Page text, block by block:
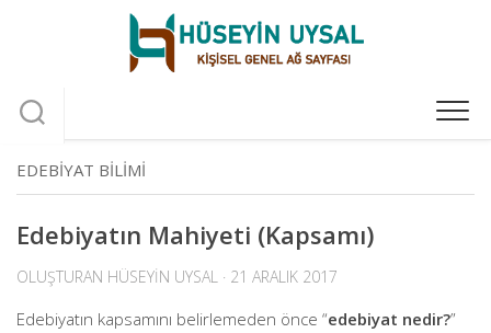
EDEBIYAT BILIMI
Edebiyatın Mahiyeti (Kapsamı)
OLUŞTURAN HÜSEYIN UYSAL · 21 ARALIK 2017
Edebiyatın kapsamını belirlemeden önce “edebiyat nedir?”